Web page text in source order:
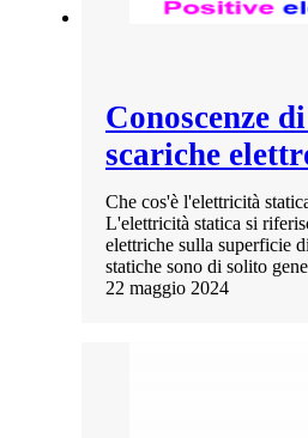
Conoscenze
scariche
Che cos'è l'elettricità
L'elettricità statica si
elettriche sulla superficie
statiche sono di solito
22 maggio 2024